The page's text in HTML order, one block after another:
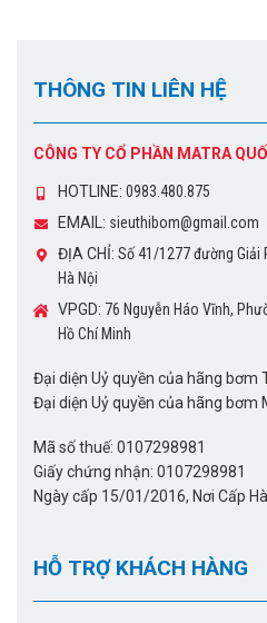
THÔNG TIN LIÊN HỆ
CÔNG TY CỔ PHẦN MATRA
HOTLINE: 0983.480.875
EMAIL: sieuthibom@gmail.com
ĐỊA CHỈ: Số 41/1277 đường Giải
Hà Nội
VPGD: 76 Nguyễn Háo Vĩnh,
Hồ Chí Minh
Đại diện Uỷ quyền của hãng bơm
Đại diện Uỷ quyền của hãng bơm
Mã số thuế: 0107298981
Giấy chứng nhận: 0107298981
Ngày cấp 15/01/2016, Nơi Cấp
HỖ TRỢ KHÁCH HÀNG